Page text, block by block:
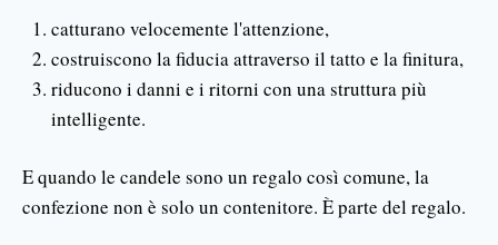
catturano velocemente l'attenzione,
costruiscono la fiducia attraverso il tatto e la finitura,
riducono i danni e i ritorni con una struttura più
intelligente.
E quando le candele sono un regalo così comune, la
confezione non è solo un contenitore. È parte del regalo.